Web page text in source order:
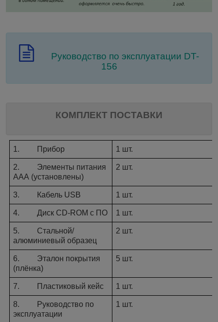
Руководство по эксплуатации DT-
156
КОМПЛЕКТ ПОСТАВКИ
1. Прибор 1 шт.
2.
Элементы питания
ААА (установлены)
2 шт.
3. Кабель USB 1 шт.
4. Диск CD-ROM с ПО 1 шт.
5.
Стальной/
алюминиевый образец
2 шт.
6.
Эталон покрытия
(плёнка)
5 шт.
7. Пластиковый кейс 1 шт.
8.
Руководство по
эксплуатации
1 шт.